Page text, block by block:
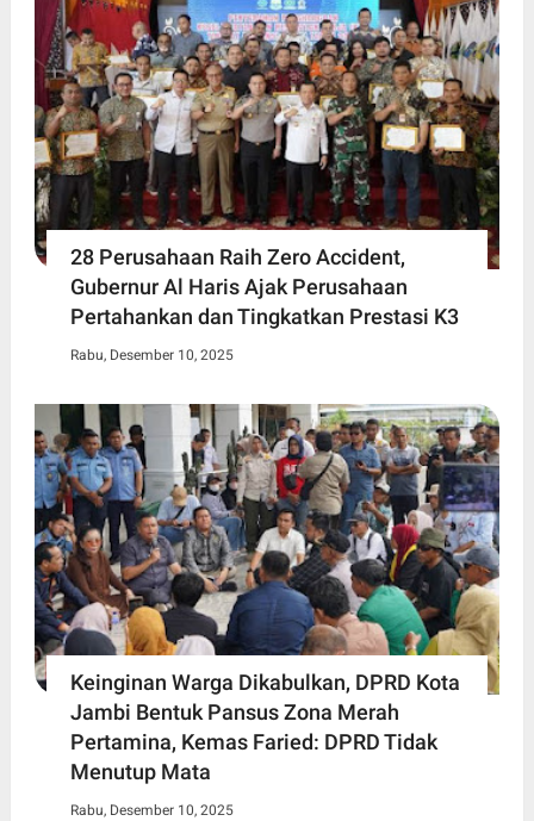
28 Perusahaan Raih Zero Accident,
Gubernur Al Haris Ajak Perusahaan
Pertahankan dan Tingkatkan Prestasi K3
Rabu, Desember 10, 2025
Keinginan Warga Dikabulkan, DPRD Kota
Jambi Bentuk Pansus Zona Merah
Pertamina, Kemas Faried: DPRD Tidak
Menutup Mata
Rabu, Desember 10, 2025